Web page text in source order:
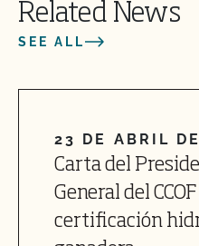
Related News
SEE ALL
23 DE ABRIL
Carta del
General del
certificación